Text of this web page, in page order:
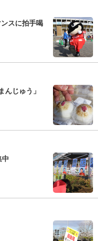
スに拍手喝
んじゅう」
中